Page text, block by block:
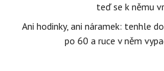
teď se k němu
Ani hodinky, ani náramek: tenhle
po 60 a ruce v něm